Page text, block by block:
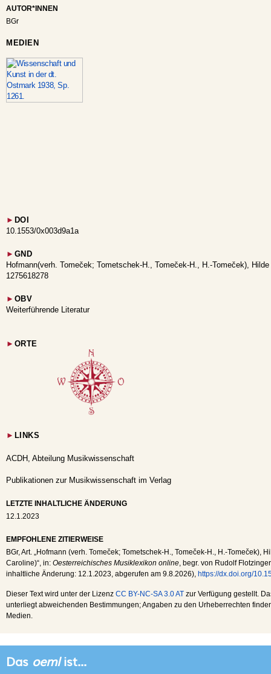
AUTOR*INNEN
BGr
MEDIEN
► DOI
10.1553/0x003d9a1a
► GND
Hofmann(verh. Tomeček; Tometschek-H., Tomeček-H., H.-Tomeček),
1275618278
► OBV
Weiterführende Literatur
► ORTE
► LINKS
ACDH, Abteilung Musikwissenschaft
Publikationen zur Musikwissenschaft im Verlag
LETZTE INHALTLICHE ÄNDERUNG
12.1.2023
EMPFOHLENE ZITIERWEISE
BGr, Art. „Hofmann (verh. Tomeček; Tometschek-H., Tomeček-H., H.-Tomeček),
Caroline)“, in: Oesterreichisches Musiklexikon online , begr. von Rudolf
inhaltliche Änderung: 12.1.2023 , abgerufen am 9.8.2026), https://dx.doi.org/
Dieser Text wird unter der Lizenz CC BY-NC-SA 3.0 AT zur Verfügung gestellt.
unterliegt abweichenden Bestimmungen; Angaben zu den Urheberrechten
Medien.
Das oemlist...